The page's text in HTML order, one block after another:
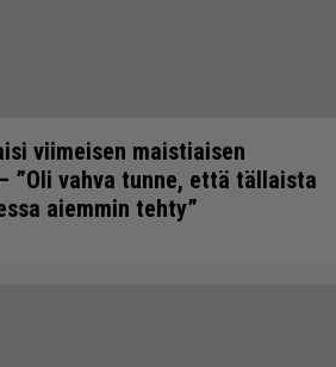
viimeisen maistiaisen
”Oli vahva tunne, että tällaista
aiemmin tehty”